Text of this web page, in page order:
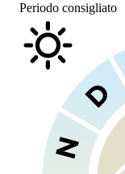
Periodo consigliato